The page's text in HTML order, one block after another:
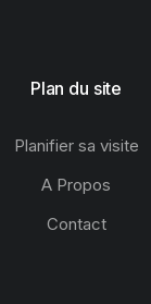
Plan du site
Planifier sa visite
A Propos
Contact